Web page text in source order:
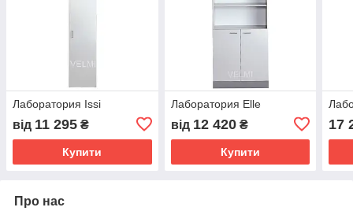
Лаборатория Issi
від 11 295 ₴
Купити
Лаборатория Elle
від 12 420₴
Купити
17
Про нас